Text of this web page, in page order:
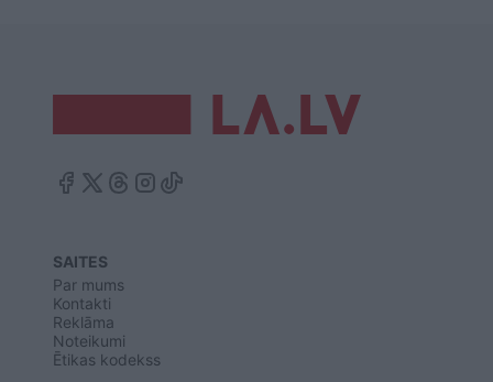
SAITES
Par mums
Kontakti
Reklāma
Noteikumi
Ētikas kodekss